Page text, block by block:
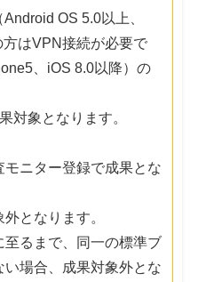
OS 5.0以上、
はVPN接続が必要で
、iOS 8.0以降）の
対象となります。
ニター登録で成果とな
となります。
るまで、同一の標準ブ
場合、成果対象外とな